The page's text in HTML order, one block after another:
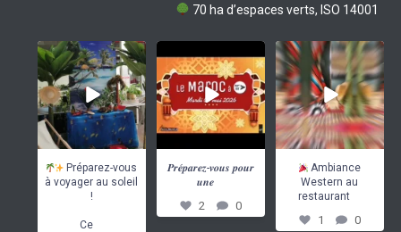
70 ha d’espaces verts, ISO 14001
Préparez-vous à
voyager au soleil !
Ce...
4 0
Préparez-vous
à voyager au soleil
!
Ce
𝑷𝒓𝒆́𝒑𝒂𝒓𝒆𝒛-𝒗𝒐𝒖𝒔 𝒑𝒐𝒖𝒓
𝒖𝒏𝒆...
2 0
𝑷𝒓𝒆́𝒑𝒂𝒓𝒆𝒛-𝒗𝒐𝒖𝒔 𝒑𝒐𝒖𝒓
𝒖𝒏𝒆
2 0
Ambiance Western
au restaurant ...
1 0
Ambiance
Western au
restaurant
1 0